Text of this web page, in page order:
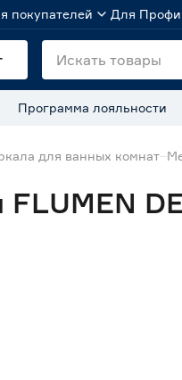
покупателей Для Профи
Программа лояльности
для ванных комнат